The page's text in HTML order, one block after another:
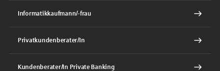
Informatikkaufmann/-frau
Privatkundenberater/In
Kundenberater/In Private Banking